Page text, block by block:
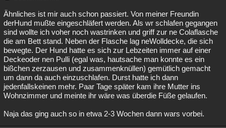
Ähnliches ist mir auch schon passiert. Von meiner Freundin
derHund mußte eingeschläfert werden. Als wr schlafen gegangen
sind wollte ich voher noch wastrinken und griff zur ne Colaflasche
die am Bett stand. Neben der Flasche lag neWolldecke, die sich
bewegte. Der Hund hatte es sich zur Lebzeiten immer auf einer
Deckeoder nen Pulli (egal was, hautsache man konnte es ein
bißchen zerzausen und zusammenknüllen) gemütlich gemacht
um dann da auch einzuschlafen. Durst hatte ich dann
jedenfallskeinen mehr. Paar Tage später kam ihre Mutter ins
Wohnzimmer und meinte ihr wäre was überdie Füße gelaufen.
Naja das ging auch so in etwa 2-3 Wochen dann wars vorbei.